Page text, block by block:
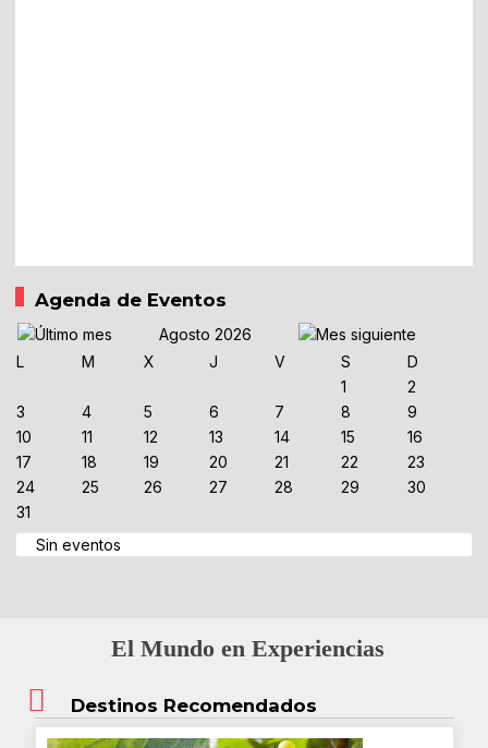
Agenda de Eventos
Agosto 2026
L
M X J V S
D
1
2
3
4 5 6 7 8
9
10
11 12 13 14 15
16
17
18 19 20 21 22
23
24
25 26 27 28 29
30
31
Sin eventos
El Mundo en Experiencias
Destinos Recomendados